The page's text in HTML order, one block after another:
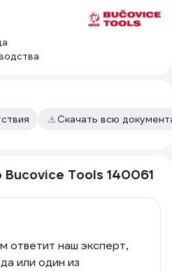
Скачать всю
Tools 140061
ответит наш эксперт,
или один из